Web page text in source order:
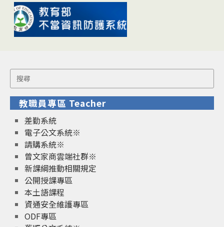
Search
for:
教職員專區 Teacher
差勤系統
電子公文系統※
請購系統※
曾文家商雲端社群※
新課綱推動相關規定
公開授課專區
本土語課程
資通安全維護專區
ODF專區